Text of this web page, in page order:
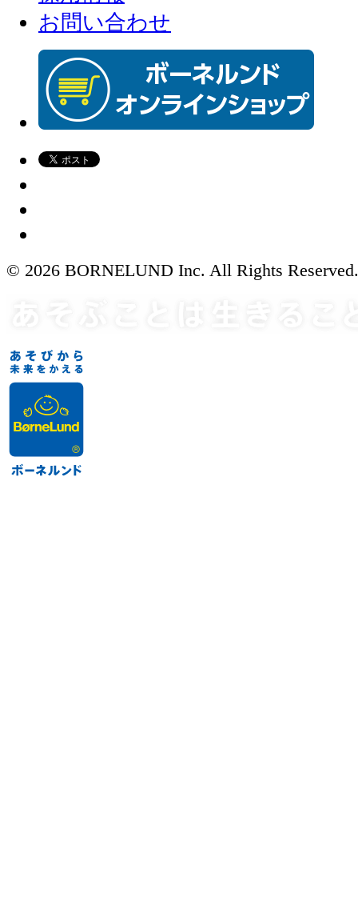
お問い合わせ
© 2026 BORNELUND Inc. All Rights Reserved.